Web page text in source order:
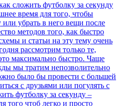
сложить футболку за секунду
время для того, чтобы
убрать в него вещи после
методов того, как быстро
и статьи на эту тему очень
рассмотрим только те,
максимально быстро. Чаще
мы тратим непозволительно
было бы провести с большей
с друзьями или погулять с
футболку за секунду –
того чтоб легко и просто